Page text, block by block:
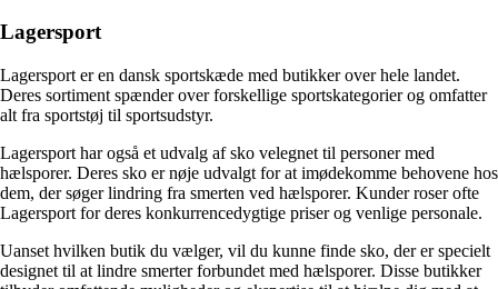
Lagersport
Lagersport er en dansk sportskæde med butikker over hele landet.
Deres sortiment spænder over forskellige sportskategorier og omfatter
alt fra sportstøj til sportsudstyr.
Lagersport har også et udvalg af sko velegnet til personer med
hælsporer. Deres sko er nøje udvalgt for at imødekomme behovene hos
dem, der søger lindring fra smerten ved hælsporer. Kunder roser ofte
Lagersport for deres konkurrencedygtige priser og venlige personale.
Uanset hvilken butik du vælger, vil du kunne finde sko, der er specielt
designet til at lindre smerter forbundet med hælsporer. Disse butikker